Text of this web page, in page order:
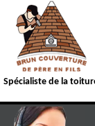
Spécialiste de la